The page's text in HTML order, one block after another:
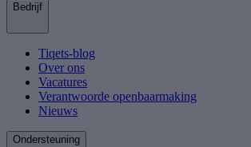
Bedrijf
Tiqets-blog
Over ons
Vacatures
Verantwoorde openbaarmaking
Nieuws
Ondersteuning